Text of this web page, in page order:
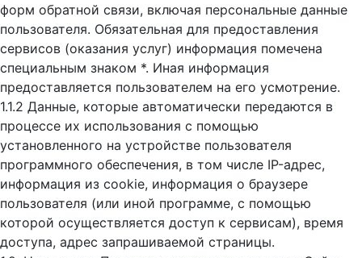
форм обратной связи, включая персональные данные
пользователя. Обязательная для предоставления
сервисов (оказания услуг) информация помечена
специальным знаком *. Иная информация
предоставляется пользователем на его усмотрение.
1.1.2 Данные, которые автоматически передаются в
процессе их использования с помощью
установленного на устройстве пользователя
программного обеспечения, в том числе IP-адрес,
информация из cookie, информация о браузере
пользователя (или иной программе, с помощью
которой осуществляется доступ к cервисам), время
доступа, адрес запрашиваемой страницы.